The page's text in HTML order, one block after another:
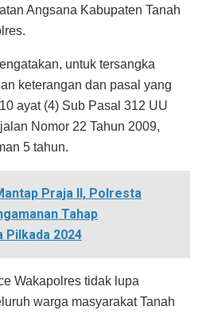
Angsana Kabupaten Tanah
untuk tersangka
keterangan dan pasal yang
ayat (4) Sub Pasal 312 UU
Nomor 22 Tahun 2009,
5 tahun.
Praja II, Polresta
Tahap
Pilkada 2024
Wakapolres tidak lupa
warga masyarakat Tanah